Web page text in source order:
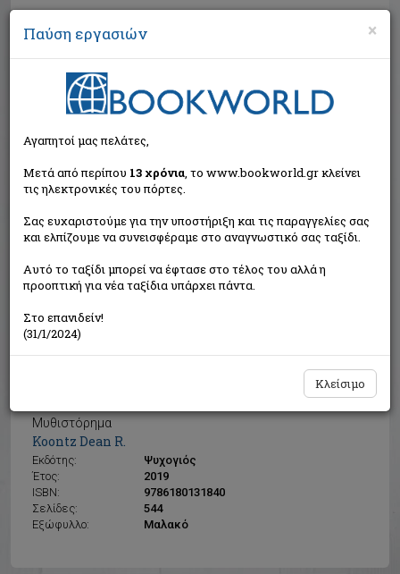
Αναζήτηση
Μυθιστόρημα
Koontz Dean R.
Εκδότης:
Ψυχογιός
Έτος:
2019
ISBN:
9786180131840
Σελίδες:
544
Εξώφυλλο:
Μαλακό
Η τιμή μας:€16,92
Δεν υπάρχει δυνατότητα παραγγελίας
×
Παύση εργασιών
Αγαπητοί μας πελάτες,
Μετά από περίπου 13 χρόνια, το www.bookworld.gr κλείνει
τις ηλεκτρονικές του πόρτες.
Σας ευχαριστούμε για την υποστήριξη και τις παραγγελίες σας
και ελπίζουμε να συνεισφέραμε στο αναγνωστικό σας ταξίδι.
Αυτό το ταξίδι μπορεί να έφτασε στο τέλος του αλλά η
προοπτική για νέα ταξίδια υπάρχει πάντα.
Στο επανιδείν!
(31/1/2024)
Κλείσιμο